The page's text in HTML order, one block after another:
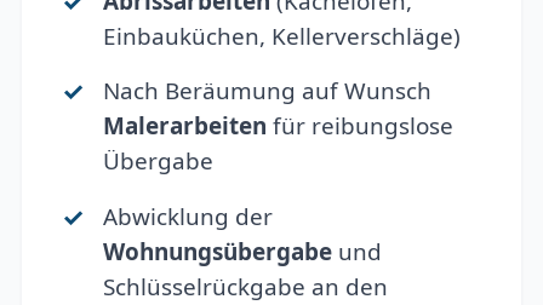
Einbauküchen, Kellerverschläge)
Nach Beräumung auf Wunsch
Malerarbeiten für reibungslose
Übergabe
Abwicklung der
Wohnungsübergabeund
Schlüsselrückgabe an den